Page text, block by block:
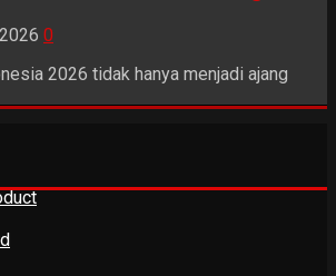
0
2026 tidak hanya menjadi ajang